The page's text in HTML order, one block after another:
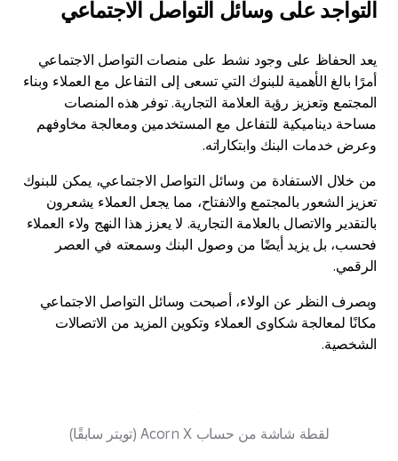
التواجد على وسائل التواصل الاجتماعي
يعد الحفاظ على وجود نشط على منصات التواصل الاجتماعي
أمرًا بالغ الأهمية للبنوك التي تسعى إلى التفاعل مع العملاء وبناء
المجتمع وتعزيز رؤية العلامة التجارية. توفر هذه المنصات
مساحة ديناميكية للتفاعل مع المستخدمين ومعالجة مخاوفهم
وعرض خدمات البنك وابتكاراته.
من خلال الاستفادة من وسائل التواصل الاجتماعي، يمكن للبنوك
تعزيز الشعور بالمجتمع والانفتاح، مما يجعل العملاء يشعرون
بالتقدير والاتصال بالعلامة التجارية. لا يعزز هذا النهج ولاء العملاء
فحسب، بل يزيد أيضًا من وصول البنك وسمعته في العصر
الرقمي.
وبصرف النظر عن الولاء، أصبحت وسائل التواصل الاجتماعي
مكانًا لمعالجة شكاوى العملاء وتكوين المزيد من الاتصالات
الشخصية.
لقطة شاشة من حساب Acorn X (تويتر سابقًا)